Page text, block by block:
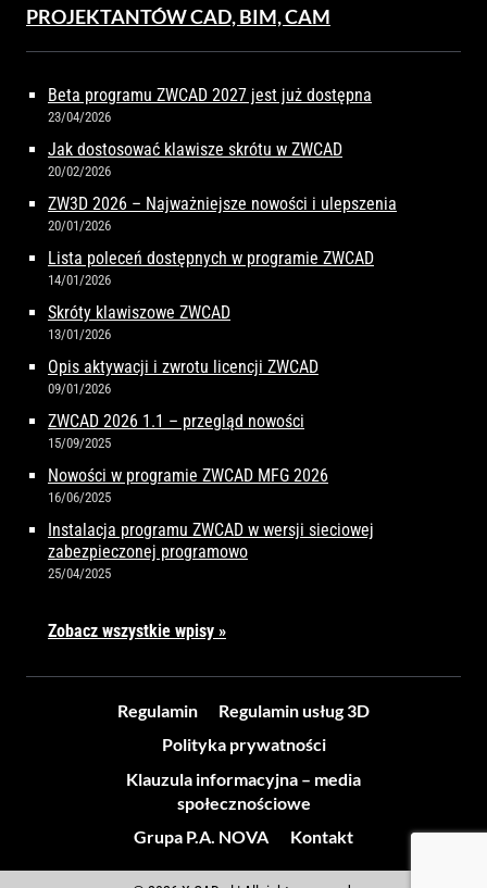
PROJEKTANTÓW CAD, BIM, CAM
Beta programu ZWCAD 2027 jest już dostępna
23/04/2026
Jak dostosować klawisze skrótu w ZWCAD
20/02/2026
ZW3D 2026 – Najważniejsze nowości i ulepszenia
20/01/2026
Lista poleceń dostępnych w programie ZWCAD
14/01/2026
Skróty klawiszowe ZWCAD
13/01/2026
Opis aktywacji i zwrotu licencji ZWCAD
09/01/2026
ZWCAD 2026 1.1 – przegląd nowości
15/09/2025
Nowości w programie ZWCAD MFG 2026
16/06/2025
Instalacja programu ZWCAD w wersji sieciowej
zabezpieczonej programowo
25/04/2025
Zobacz wszystkie wpisy »
Regulamin
Regulamin usług 3D
Polityka prywatności
Klauzula informacyjna – media
społecznościowe
Grupa P.A. NOVA
Kontakt